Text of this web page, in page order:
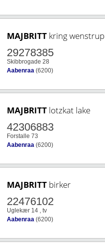
MAJBRITT kring wenstrup
29278385
Skibbrogade 28
Aabenraa (6200)
MAJBRITT lotzkat lake
42306883
Forstalle 73
Aabenraa (6200)
MAJBRITT birker
22476102
Uglekær 14 , tv
Aabenraa (6200)